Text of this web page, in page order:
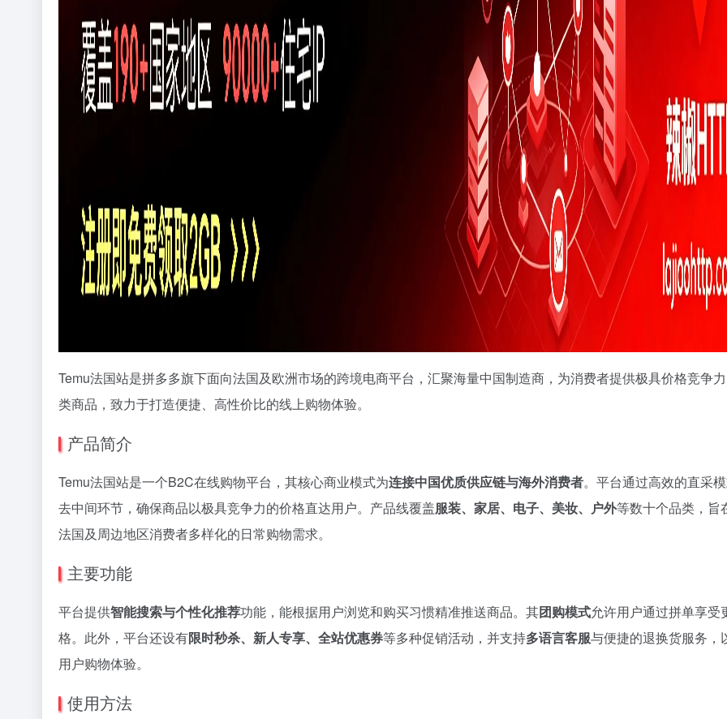
Temu法国站是拼多多旗下面向法国及欧洲市场的跨境电商平台，汇聚海量中国制造商，为消费者提供极具价格竞争
类商品，致力于打造便捷、高性价比的线上购物体验。
产品简介
Temu法国站是一个B2C在线购物平台，其核心商业模式为连接中国优质供应链与海外消费者。平台通过高效的直采
去中间环节，确保商品以极具竞争力的价格直达用户。产品线覆盖服装、家居、电子、美妆、户外等数十个品类，旨
法国及周边地区消费者多样化的日常购物需求。
主要功能
平台提供智能搜索与个性化推荐功能，能根据用户浏览和购买习惯精准推送商品。其团购模式允许用户通过拼单享受
格。此外，平台还设有限时秒杀、新人专享、全站优惠券等多种促销活动，并支持多语言客服与便捷的退换货服务，
用户购物体验。
使用方法